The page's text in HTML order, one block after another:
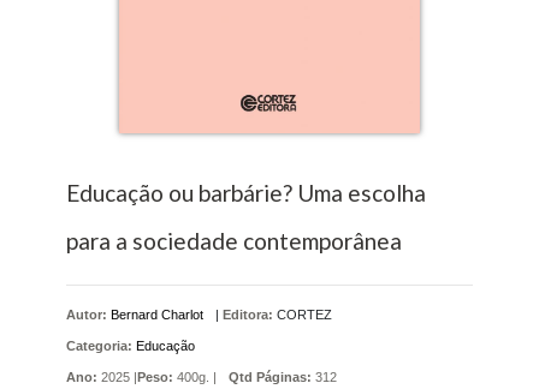
Educação ou barbárie? Uma escolha
para a sociedade contemporânea
Autor: Bernard Charlot | Editora: CORTEZ
Categoria: Educação
Ano: 2025 |Peso: 400g. | Qtd Páginas: 312